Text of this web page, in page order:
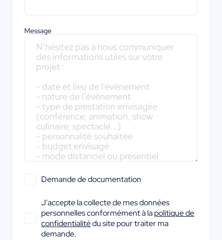
Message
Demande de documentation
J'accepte la collecte de mes données
personnelles conformément à lapolitique de
confidentialitédu site pour traiter ma
demande.